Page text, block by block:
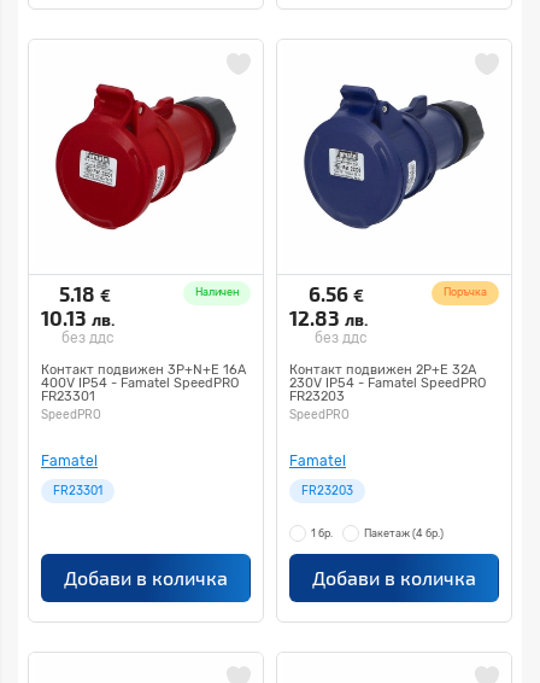
5.18 €
10.13 лв.
без ддс
Наличен
Контакт подвижен 3P+N+E 16A
400V IP54 - Famatel SpeedPRO
FR23301
SpeedPRO
Famatel
FR23301
Добави в количка
6.56 €
12.83 лв.
без ддс
Поръчка
Контакт подвижен 2P+E 32A
230V IP54 - Famatel SpeedPRO
FR23203
SpeedPRO
Famatel
FR23203
1 бр. Пакетаж (4 бр.)
Добави в количка